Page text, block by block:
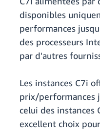
disponibles
performances
des processeurs
par d'autres
Les instances C7i
prix/performances
celui des instances
excellent choix